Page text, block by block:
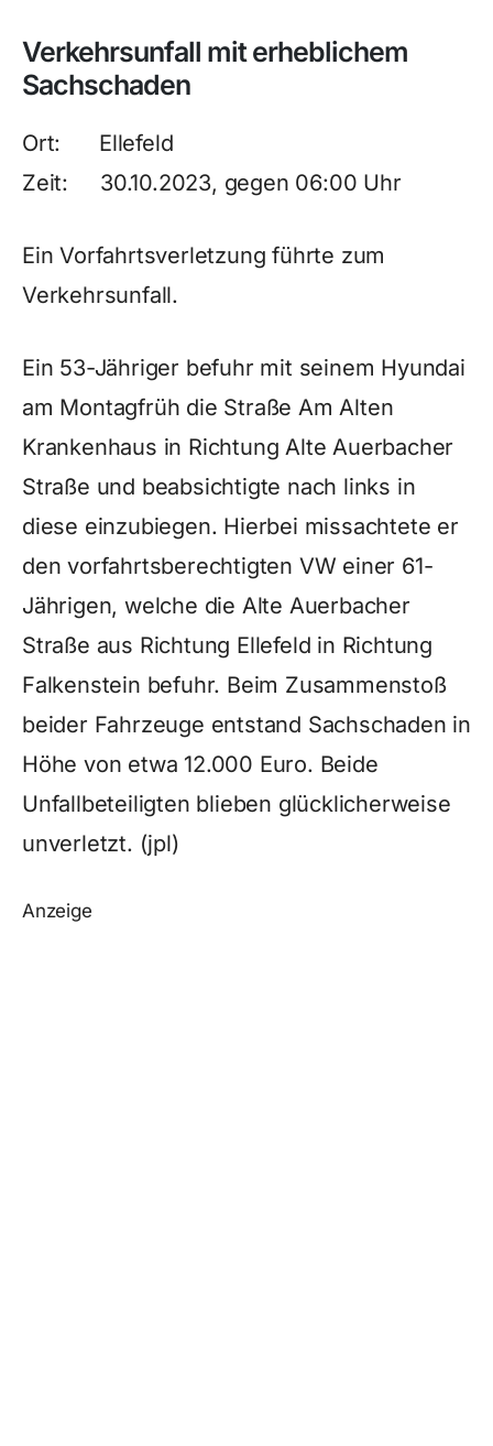
Verkehrsunfall mit erheblichem
Sachschaden
Ort: Ellefeld
Zeit: 30.10.2023, gegen 06:00 Uhr
Ein Vorfahrtsverletzung führte zum
Verkehrsunfall.
Ein 53-Jähriger befuhr mit seinem Hyundai
am Montagfrüh die Straße Am Alten
Krankenhaus in Richtung Alte Auerbacher
Straße und beabsichtigte nach links in
diese einzubiegen. Hierbei missachtete er
den vorfahrtsberechtigten VW einer 61-
Jährigen, welche die Alte Auerbacher
Straße aus Richtung Ellefeld in Richtung
Falkenstein befuhr. Beim Zusammenstoß
beider Fahrzeuge entstand Sachschaden in
Höhe von etwa 12.000 Euro. Beide
Unfallbeteiligten blieben glücklicherweise
unverletzt. (jpl)
Anzeige